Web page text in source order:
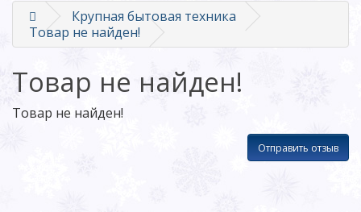
Крупная бытовая техника
Товар не найден!
Товар не найден!
Товар не найден!
Отправить отзыв